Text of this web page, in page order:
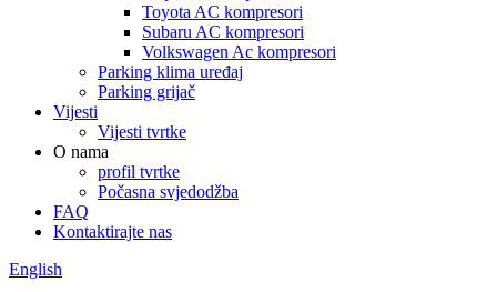
Toyota AC kompresori
Subaru AC kompresori
Volkswagen Ac kompresori
Parking klima uređaj
Parking grijač
Vijesti
Vijesti tvrtke
O nama
profil tvrtke
Počasna svjedodžba
FAQ
Kontaktirajte nas
English